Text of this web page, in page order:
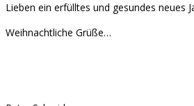
Lieben ein erfülltes und gesundes neues
Weihnachtliche Grüße…